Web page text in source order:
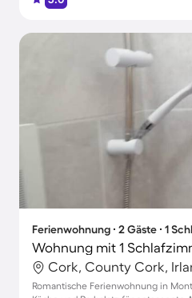
Ferienwohnung ∙ 2 Gäste ∙ 1
Wohnung mit 1
Cork, County Cork,
Romantische Ferienwohnung in